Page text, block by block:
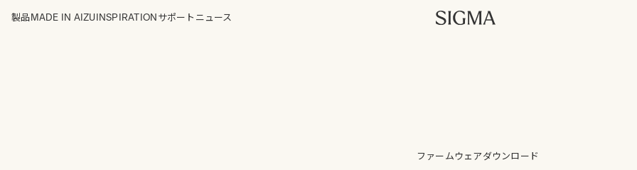
製品MADE IN AIZUINSPIRATION サポート ニュース
ファームウェアダウンロード